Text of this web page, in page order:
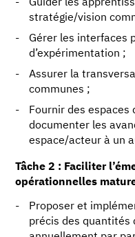
Guider les
stratégie/vision
Gérer les interfaces
d’expérimentation ;
Assurer la
communes ;
Fournir des espaces
documenter les
espace/acteur à un
Tâche 2 : Faciliter
opérationnelles
Proposer et
précis des quantités